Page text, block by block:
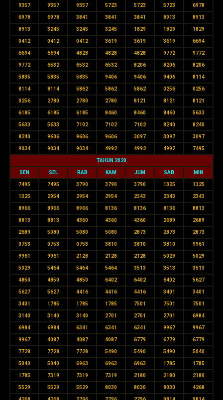
9357 9357 9357 5723 5723 5723 6978
6978 6978 3841 3841 3841 8913 8913
8913 3245 3245 3245 1829 1829 1829
0412 0412 0412 3619 3619 3619 6694
6694 6694 4828 4828 4828 9772 9772
9772 6532 6532 6532 8206 8206 8206
5835 5835 5835 9406 9406 9406 8114
8114 8114 5862 5862 5862 0256 0256
0256 2780 2780 2780 8121 8121 8121
6185 6185 6185 8460 8460 8460 5633
5633 5633 7102 7102 7102 8240 8240
8240 9606 9606 9606 3097 3097 3097
9034 9034 9034 4992 4992 4992 7495
TAHUN 2020
SEN SEL RAB KAM JUM SAB MIN
7495 7495 3790 3790 3790 1325 1325
1325 2954 2954 2954 2343 2343 2343
8966 8966 8966 8136 8136 8136 8813
8813 8813 4360 4360 4360 2689 2689
2689 5080 5080 5080 2873 2873 2873
0753 0753 0753 3810 3810 3810 9961
9961 9961 2128 2128 2128 5029 5029
5029 5464 5464 5464 3513 3513 3513
4850 4850 4850 6402 6402 6402 5627
5627 5627 4416 4416 4416 3401 3401
3401 1785 1785 1785 7501 7501 7501
3140 3140 3140 2701 2701 2701 6984
6984 6984 6341 6341 6341 9967 9967
9967 4087 4087 4087 6779 6779 6779
7728 7728 7728 5490 5490 5490 5040
5040 5040 6963 6963 6963 1785 1785
1785 7319 7319 7319 2180 2180 2180
5529 5529 5529 8030 8030 8030 4268